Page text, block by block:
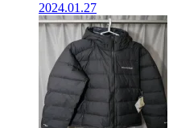
2024.01.27